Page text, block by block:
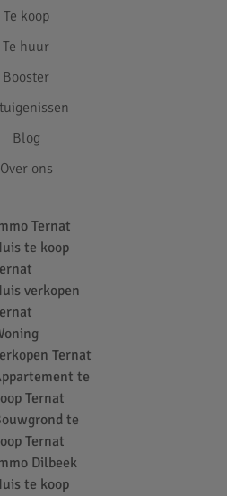
Te koop
Te huur
Booster
Blog
Over ons
Ternat
te koop
verkopen
Ternat
te
Ternat
te
Ternat
Dilbeek
te koop